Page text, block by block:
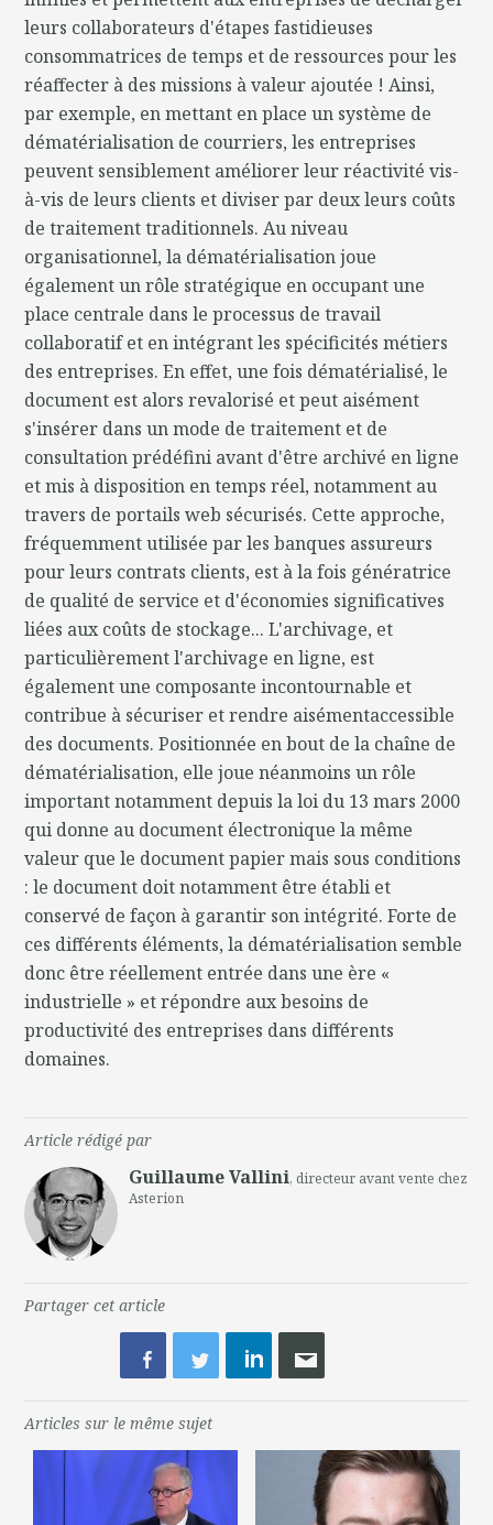
leurs collaborateurs d'étapes fastidieuses
consommatrices de temps et de ressources pour les
réaffecter à des missions à valeur ajoutée ! Ainsi,
par exemple, en mettant en place un système de
dématérialisation de courriers, les entreprises
peuvent sensiblement améliorer leur réactivité vis-
à-vis de leurs clients et diviser par deux leurs coûts
de traitement traditionnels. Au niveau
organisationnel, la dématérialisation joue
également un rôle stratégique en occupant une
place centrale dans le processus de travail
collaboratif et en intégrant les spécificités métiers
des entreprises. En effet, une fois dématérialisé, le
document est alors revalorisé et peut aisément
s'insérer dans un mode de traitement et de
consultation prédéfini avant d'être archivé en ligne
et mis à disposition en temps réel, notamment au
travers de portails web sécurisés. Cette approche,
fréquemment utilisée par les banques assureurs
pour leurs contrats clients, est à la fois génératrice
de qualité de service et d'économies significatives
liées aux coûts de stockage... L'archivage, et
particulièrement l'archivage en ligne, est
également une composante incontournable et
contribue à sécuriser et rendre aisémentaccessible
des documents. Positionnée en bout de la chaîne de
dématérialisation, elle joue néanmoins un rôle
important notamment depuis la loi du 13 mars 2000
qui donne au document électronique la même
valeur que le document papier mais sous conditions
: le document doit notamment être établi et
conservé de façon à garantir son intégrité. Forte de
ces différents éléments, la dématérialisation semble
donc être réellement entrée dans une ère «
industrielle » et répondre aux besoins de
productivité des entreprises dans différents
domaines.
Article rédigé par
Guillaume Vallini, directeur avant vente chez
Asterion
Partager cet article
Articles sur le même sujet